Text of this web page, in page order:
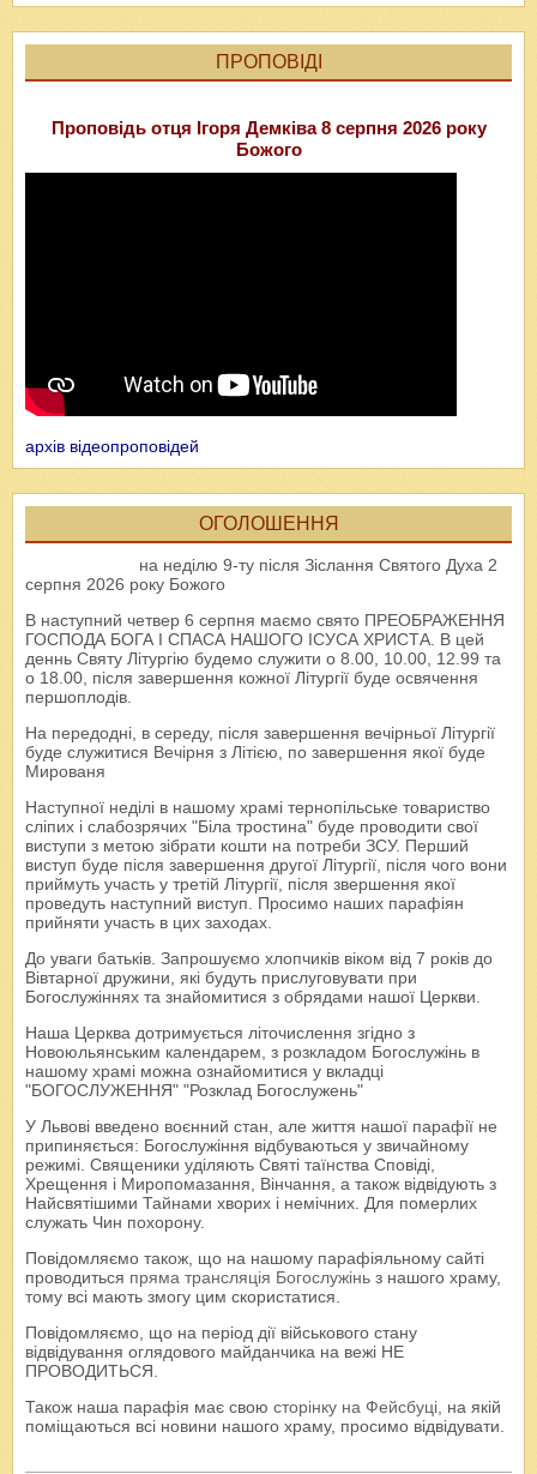
ПРОПОВІДІ
Проповідь отця Ігоря Демківа 8 серпня 2026 року
Божого
архів відеопроповідей
ОГОЛОШЕННЯ
на неділю 9-ту після Зіслання Святого Духа 2
серпня 2026 року Божого
В наступний четвер 6 серпня маємо свято ПРЕОБРАЖЕННЯ
ГОСПОДА БОГА І СПАСА НАШОГО ІСУСА ХРИСТА. В цей
деннь Святу Літургію будемо служити о 8.00, 10.00, 12.99 та
о 18.00, після завершення кожної Літургії буде освячення
першоплодів.
На передодні, в середу, після завершення вечірньої Літургії
буде служитися Вечірня з Літією, по завершення якої буде
Мированя
Наступної неділі в нашому храмі тернопільське товариство
сліпих і слабозрячих "Біла тростина" буде проводити свої
виступи з метою зібрати кошти на потреби ЗСУ. Перший
виступ буде після завершення другої Літургії, після чого вони
приймуть участь у третій Літургії, після звершення якої
проведуть наступний виступ. Просимо наших парафіян
прийняти участь в цих заходах.
До уваги батьків. Запрошуємо хлопчиків віком від 7 років до
Вівтарної дружини, які будуть прислуговувати при
Богослужіннях та знайомитися з обрядами нашої Церкви.
Наша Церква дотримується літочислення згідно з
Новоюльянським календарем, з розкладом Богослужінь в
нашому храмі можна ознайомитися у вкладці
"БОГОСЛУЖЕННЯ" "Розклад Богослужень"
У Львові введено воєнний стан, але життя нашої парафії не
припиняється: Богослужіння відбуваються у звичайному
режимі. Священики уділяють Святі таїнства Сповіді,
Хрещення і Миропомазання, Вінчання, а також відвідують з
Найсвятішими Тайнами хворих і немічних. Для померлих
служать Чин похорону.
Повідомляємо також, що на нашому парафіяльному сайті
проводиться пряма трансляція Богослужінь з нашого храму,
тому всі мають змогу цим скористатися.
Повідомляємо, що на період дії військового стану
відвідування оглядового майданчика на вежі НЕ
ПРОВОДИТЬСЯ.
Також наша парафія має свою сторінку на Фейсбуці, на якій
поміщаються всі новини нашого храму, просимо відвідувати.